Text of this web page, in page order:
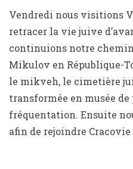
Vendredi nous visitions
retracer la vie juive
continuions notre
Mikulov en République-
le mikveh, le cimetière
transformée en musée de
fréquentation. Ensuite
afin de rejoindre Cracovie